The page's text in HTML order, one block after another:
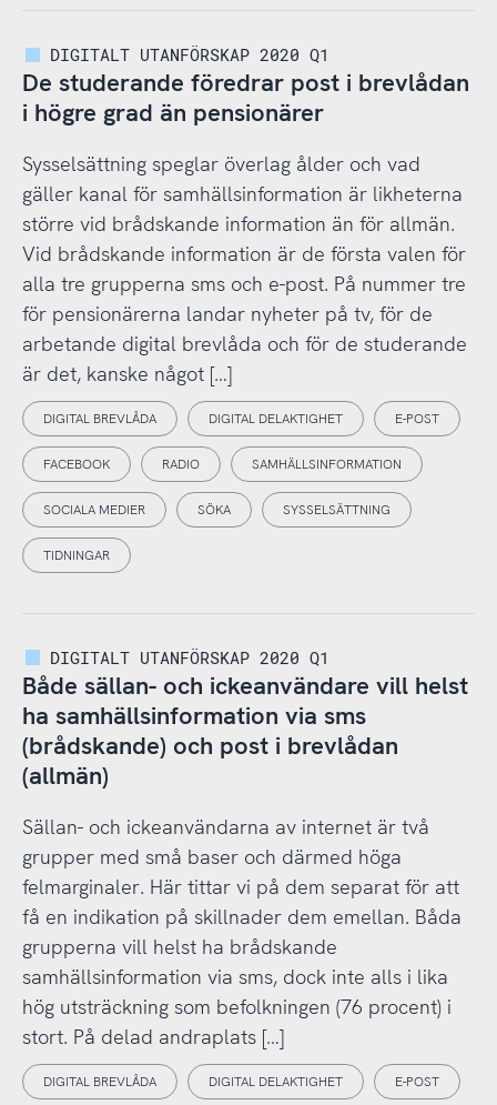
DIGITALT UTANFÖRSKAP 2020 Q1
De studerande föredrar post i brevlådan
i högre grad än pensionärer
Sysselsättning speglar överlag ålder och vad
gäller kanal för samhällsinformation är likheterna
större vid brådskande information än för allmän.
Vid brådskande information är de första valen för
alla tre grupperna sms och e-post. På nummer tre
för pensionärerna landar nyheter på tv, för de
arbetande digital brevlåda och för de studerande
är det, kanske något […]
DIGITAL BREVLÅDA DIGITAL DELAKTIGHET E-POST
FACEBOOK RADIO SAMHÄLLSINFORMATION
SOCIALA MEDIER SÖKA SYSSELSÄTTNING
TIDNINGAR
DIGITALT UTANFÖRSKAP 2020 Q1
Både sällan- och ickeanvändare vill helst
ha samhällsinformation via sms
(brådskande) och post i brevlådan
(allmän)
Sällan- och ickeanvändarna av internet är två
grupper med små baser och därmed höga
felmarginaler. Här tittar vi på dem separat för att
få en indikation på skillnader dem emellan. Båda
grupperna vill helst ha brådskande
samhällsinformation via sms, dock inte alls i lika
hög utsträckning som befolkningen (76 procent) i
stort. På delad andraplats […]
DIGITAL BREVLÅDA DIGITAL DELAKTIGHET E-POST